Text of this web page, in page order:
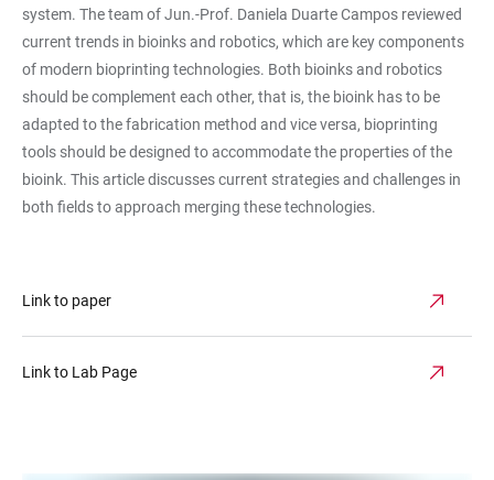
system. The team of Jun.-Prof. Daniela Duarte Campos reviewed
current trends in bioinks and robotics, which are key components
of modern bioprinting technologies. Both bioinks and robotics
should be complement each other, that is, the bioink has to be
adapted to the fabrication method and vice versa, bioprinting
tools should be designed to accommodate the properties of the
bioink. This article discusses current strategies and challenges in
both fields to approach merging these technologies.
Link to paper
Link to Lab Page